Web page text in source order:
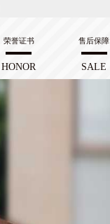
荣誉证书
HONOR
售后保障
SALE